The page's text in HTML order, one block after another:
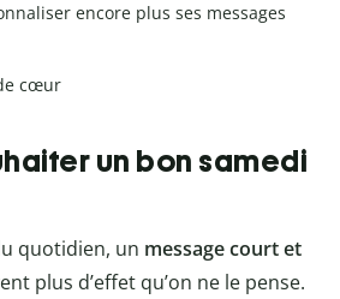
encore plus ses messages
cœur
un bon samedi
quotidien, un message court et
plus d’effet qu’on ne le pense.